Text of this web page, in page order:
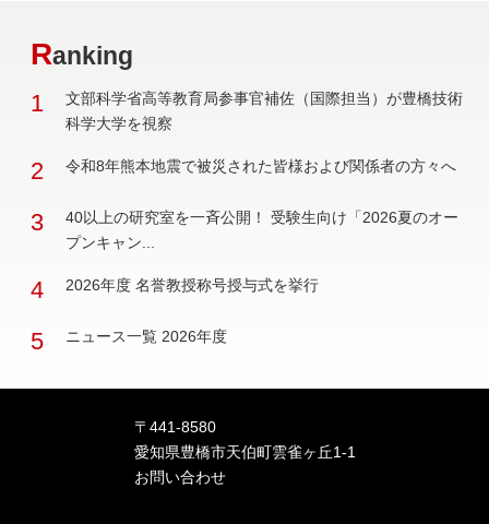
Ranking
1
文部科学省高等教育局参事官補佐（国際担当）が豊橋技術
科学大学を視察
2 令和8年熊本地震で被災された皆様および関係者の方々へ
3
40以上の研究室を一斉公開！ 受験生向け「2026夏のオー
プンキャン...
4 2026年度 名誉教授称号授与式を挙行
5 ニュース一覧 2026年度
〒441-8580
愛知県豊橋市天伯町雲雀ヶ丘1-1
お問い合わせ